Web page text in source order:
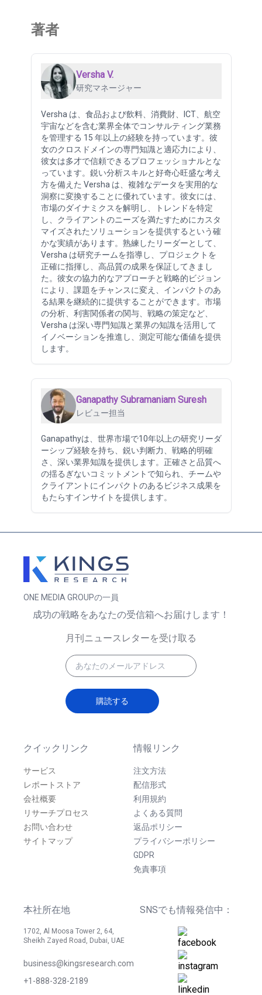
著者
Versha V.
研究マネージャー
Versha は、食品および飲料、消費財、ICT、航空
宇宙などを含む業界全体でコンサルティング業務
を管理する 15 年以上の経験を持っています。彼
女のクロスドメインの専門知識と適応力により、
彼女は多才で信頼できるプロフェッショナルとな
っています。鋭い分析スキルと好奇心旺盛な考え
方を備えた Versha は、複雑なデータを実用的な
洞察に変換することに優れています。彼女には、
市場のダイナミクスを解明し、トレンドを特定
し、クライアントのニーズを満たすためにカスタ
マイズされたソリューションを提供するという確
かな実績があります。熟練したリーダーとして、
Versha は研究チームを指導し、プロジェクトを
正確に指揮し、高品質の成果を保証してきまし
た。彼女の協力的なアプローチと戦略的ビジョン
により、課題をチャンスに変え、インパクトのあ
る結果を継続的に提供することができます。市場
の分析、利害関係者の関与、戦略の策定など、
Versha は深い専門知識と業界の知識を活用して
イノベーションを推進し、測定可能な価値を提供
します。
Ganapathy Subramaniam Suresh
レビュー担当
Ganapathyは、世界市場で10年以上の研究リーダ
ーシップ経験を持ち、鋭い判断力、戦略的明確
さ、深い業界知識を提供します。正確さと品質へ
の揺るぎないコミットメントで知られ、チームや
クライアントにインパクトのあるビジネス成果を
もたらすインサイトを提供します。
ONE MEDIA GROUPの一員
クイックリンク
サービス
レポートストア
会社概要
リサーチプロセス
お問い合わせ
サイトマップ
情報リンク
注文方法
配信形式
利用規約
よくある質問
返品ポリシー
プライバシーポリシー
GDPR
免責事項
本社所在地
1702, Al Moosa Tower 2, 64,
Sheikh Zayed Road, Dubai, UAE
business@kingsresearch.com
+1-888-328-2189
SNSでも情報発信中：
成功の戦略をあなたの受信箱へお届けします！
月刊ニュースレターを受け取る
購読する